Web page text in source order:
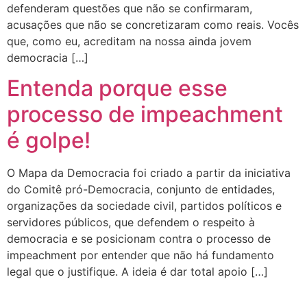
defenderam questões que não se confirmaram,
acusações que não se concretizaram como reais. Vocês
que, como eu, acreditam na nossa ainda jovem
democracia […]
Entenda porque esse
processo de impeachment
é golpe!
O Mapa da Democracia foi criado a partir da iniciativa
do Comitê pró-Democracia, conjunto de entidades,
organizações da sociedade civil, partidos políticos e
servidores públicos, que defendem o respeito à
democracia e se posicionam contra o processo de
impeachment por entender que não há fundamento
legal que o justifique. A ideia é dar total apoio […]